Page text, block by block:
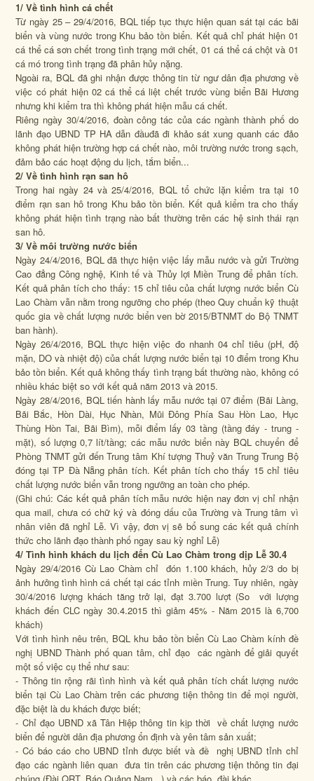
1/ Về tình hình cá chết
Từ ngày 25 – 29/4/2016, BQL tiếp tục thực hiện quan sát tại các bãi
biển và vùng nước trong Khu bảo tồn biển. Kết quả chỉ phát hiện 01
cá thể cá sơn chết trong tình trạng mới chết, 01 cá thể cá chột và 01
cá mó trong tình trạng đã phân hủy nặng.
Ngoài ra, BQL đã ghi nhận được thông tin từ ngư dân địa phương về
việc có phát hiện 02 cá thể cá liệt chết trước vùng biển Bãi Hương
nhưng khi kiểm tra thì không phát hiện mẫu cá chết.
Riêng ngày 30/4/2016, đoàn công tác của các ngành thành phố do
lãnh đạo UBND TP HA dẫn đầuđã đi khảo sát xung quanh các đảo
không phát hiện trường hợp cá chết nào, môi trường nước trong sạch,
đảm bảo các hoạt động du lịch, tắm biển...
2/ Về tình hình rạn san hô
Trong hai ngày 24 và 25/4/2016, BQL tổ chức lặn kiểm tra tại 10
điểm rạn san hô trong Khu bảo tồn biển. Kết quả kiểm tra cho thấy
không phát hiện tình trạng nào bất thường trên các hệ sinh thái rạn
san hô.
3/ Về môi trường nước biển
Ngày 24/4/2016, BQL đã thực hiện việc lấy mẫu nước và gửi Trường
Cao đẳng Công nghệ, Kinh tế và Thủy lợi Miền Trung để phân tích.
Kết quả phân tích cho thấy: 15 chỉ tiêu của chất lượng nước biển Cù
Lao Chàm vẫn nằm trong ngưỡng cho phép (theoQuy chuẩn kỹ thuật
quốc gia về chất lượng nước biển ven bờ 2015/BTNMT do Bộ TNMT
ban hành).
Ngày 26/4/2016, BQL thực hiện việc đo nhanh 04 chỉ tiêu (pH, độ
mặn, DO và nhiệt độ)của chất lượng nước biển tại 10 điểm trong Khu
bảo tồn biển. Kết quả không thấy tình trạng bất thường nào, không có
nhiều khác biệt so với kết quả năm 2013 và 2015.
Ngày 28/4/2016, BQL tiến hành lấy mẫu nước tại 07 điểm (Bãi Làng,
Bãi Bắc, Hòn Dài, Hục Nhàn, Mũi Đông Phía Sau Hòn Lao, Hục
Thùng Hòn Tai, Bãi Bìm), mỗi điểm lấy 03 tầng (tầng đáy - trung -
mặt), số lượng 0,7 lít/tầng; các mẫu nước biển này BQL chuyển để
Phòng TNMT gửi đến Trung tâm Khí tượng Thuỷ văn Trung Trung Bộ
đóng tại TP Đà Nẵng phân tích. Kết phân tích cho thấy 15 chỉ tiêu
chất lượng nước biển vẫn trong ngưỡng an toàn cho phép.
(Ghi chú: Các kết quả phân tích mẫu nước hiện nay đơn vị chỉ nhận
qua mail, chưa có chữ ký và đóng dấu của Trường và Trung tâm vì
nhân viên đã nghỉ Lễ. Vì vậy, đơn vị sẽ bổ sung các kết quả chính
thức cho lãnh đạo thành phố ngay sau kỳ nghỉ Lễ)
4/ Tình hình khách du lịch đến Cù Lao Chàm trong dịp Lễ 30.4
Ngày 29/4/2016 Cù Lao Chàm chỉ đón 1.100 khách, hủy 2/3 do bị
ảnh hưởng tình hình cá chết tại các tỉnh miền Trung. Tuy nhiên, ngày
30/4/2016 lượng khách tăng trở lại, đạt 3.700 lượt (So với lượng
khách đến CLC ngày 30.4.2015 thì giảm 45% - Năm 2015 là 6,700
khách)
Với tình hình nêu trên, BQL khu bảo tồn biển Cù Lao Chàm kính đề
nghị UBND Thành phố quan tâm, chỉ đạo các ngành để giải quyết
một số việc cụ thể như sau:
- Thông tin rộng rãi tình hình và kết quả phân tích chất lượng nước
biển tại Cù Lao Chàm trên các phương tiện thông tin để mọi người,
đặc biệt là du khách được biết;
- Chỉ đạo UBND xã Tân Hiệp thông tin kịp thời về chất lượng nước
biển để người dân địa phương ổn định và yên tâm sản xuất;
- Có báo cáo cho UBND tỉnh được biết và đề nghị UBND tỉnh chỉ
đạo các ngành liên quan đưa tin trên các phương tiện thông tin đại